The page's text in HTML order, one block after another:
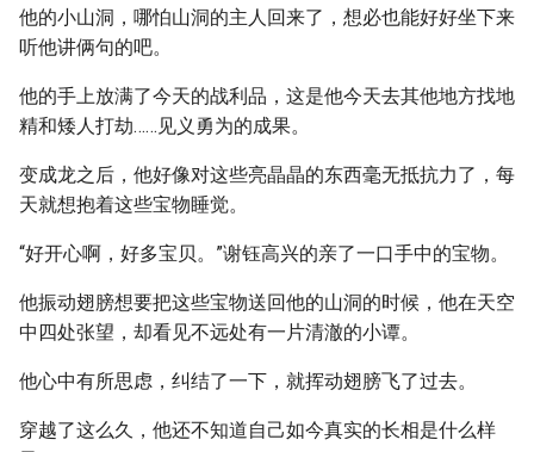
他的小山洞，哪怕山洞的主人回来了，想必也能好好坐下来
听他讲俩句的吧。
他的手上放满了今天的战利品，这是他今天去其他地方找地
精和矮人打劫……见义勇为的成果。
变成龙之后，他好像对这些亮晶晶的东西毫无抵抗力了，每
天就想抱着这些宝物睡觉。
“好开心啊，好多宝贝。”谢钰高兴的亲了一口手中的宝物。
他振动翅膀想要把这些宝物送回他的山洞的时候，他在天空
中四处张望，却看见不远处有一片清澈的小谭。
他心中有所思虑，纠结了一下，就挥动翅膀飞了过去。
穿越了这么久，他还不知道自己如今真实的长相是什么样